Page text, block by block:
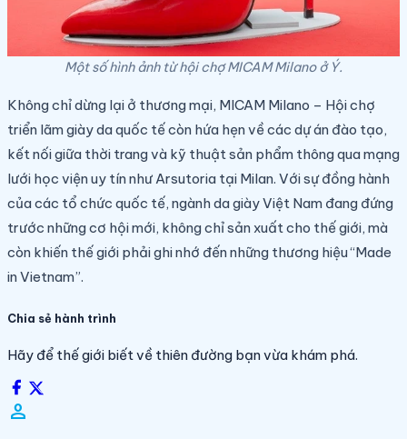
Một số hình ảnh từ hội chợ MICAM Milano ở Ý.
Không chỉ dừng lại ở thương mại, MICAM Milano – Hội chợ
triển lãm giày da quốc tế còn hứa hẹn về các dự án đào tạo,
kết nối giữa thời trang và kỹ thuật sản phẩm thông qua mạng
lưới học viện uy tín như Arsutoria tại Milan. Với sự đồng hành
của các tổ chức quốc tế, ngành da giày Việt Nam đang đứng
trước những cơ hội mới, không chỉ sản xuất cho thế giới, mà
còn khiến thế giới phải ghi nhớ đến những thương hiệu “Made
in Vietnam”.
Chia sẻ hành trình
Hãy để thế giới biết về thiên đường bạn vừa khám phá.
person_filled